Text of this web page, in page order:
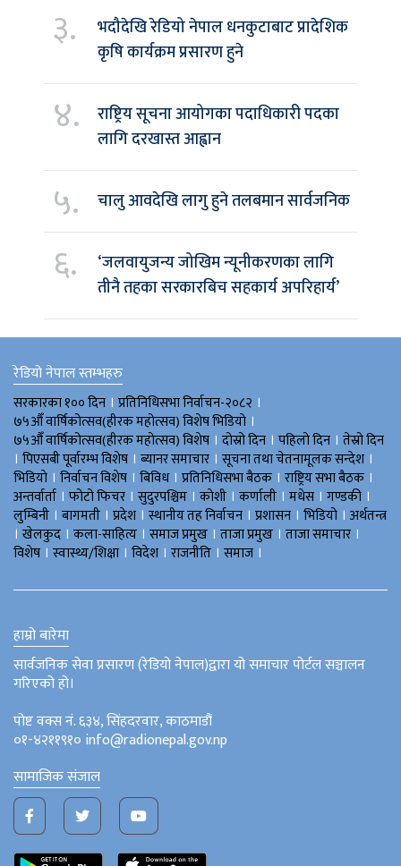
३.
भदौदेखि रेडियो नेपाल धनकुटाबाट प्रादेशिक
कृषि कार्यक्रम प्रसारण हुने
४.
राष्ट्रिय सूचना आयोगका पदाधिकारी पदका
लागि दरखास्त आह्वान
५. चालु आवदेखि लागु हुने तलबमान सार्वजनिक
६.
‘जलवायुजन्य जोखिम न्यूनीकरणका लागि
तीनै तहका सरकारबिच सहकार्य अपरिहार्य’
रेडियो नेपाल स्तम्भहरु
सरकारका १०० दिन । प्रतिनिधिसभा निर्वाचन-२०८२ ।
७५औँ वार्षिकोत्सव(हीरक महोत्सव) विशेष भिडियाे ।
७५औँ वार्षिकोत्सव(हीरक महोत्सव) विशेष । दोस्रो दिन । पहिलो दिन । तेस्रो दिन
। पिएसबी पूर्वारम्भ विशेष । ब्यानर समाचार । सूचना तथा चेतनामूलक सन्देश ।
भिडियाे । निर्वाचन विशेष । बिविध। प्रतिनिधिसभा बैठक । राष्ट्रिय सभा बैठक ।
अन्तर्वार्ता । फोटो फिचर । सुदुरपश्चिम । काेशी । कर्णाली । मधेस । गण्डकी ।
लुम्बिनी । बागमती । प्रदेश । स्थानीय तह निर्वाचन । प्रशासन । भिडियो । अर्थतन्त्र
। खेलकुद । कला-साहित्य । समाज प्रमुख । ताजा प्रमुख । ताजा समाचार ।
विशेष । स्वास्थ्य/शिक्षा । विदेश । राजनीति । समाज ।
हाम्रो बारेमा
सार्वजनिक सेवा प्रसारण (रेडियो नेपाल)द्वारा यो समाचार पोर्टल सञ्चालन
गरिएको हो।
पोष्ट वक्स नं. ६३४, सिंहदरवार, काठमाडौं
०१-४२११९१० info@radionepal.gov.np
सामाजिक संजाल